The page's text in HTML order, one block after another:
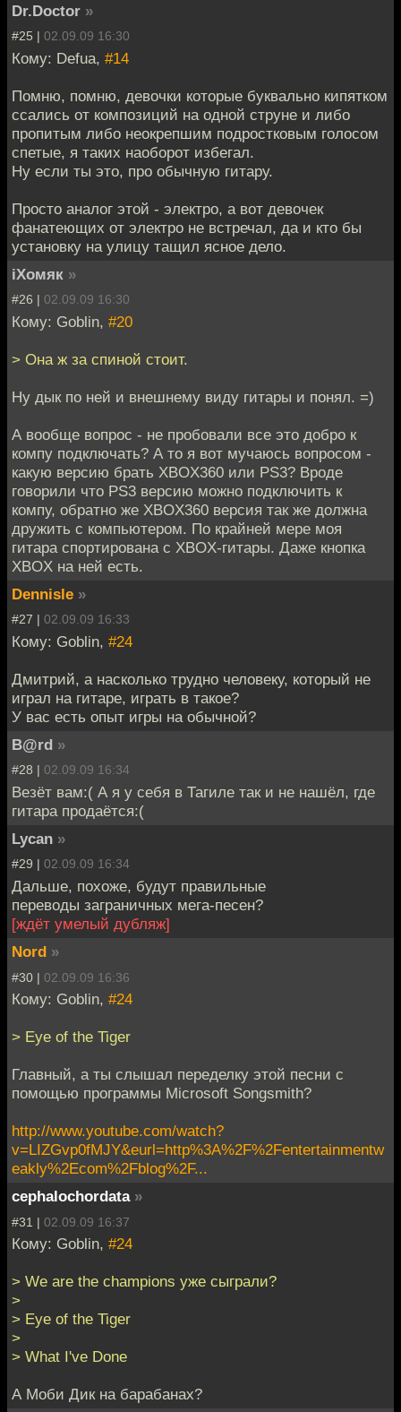
Dr.Doctor »
#25 | 02.09.09 16:30
Кому: Defua, #14
Помню, помню, девочки которые буквально кипятком
ссались от композиций на одной струне и либо
пропитым либо неокрепшим подростковым голосом
спетые, я таких наоборот избегал.
Ну если ты это, про обычную гитару.
Просто аналог этой - электро, а вот девочек
фанатеющих от электро не встречал, да и кто бы
установку на улицу тащил ясное дело.
iХомяк »
#26 | 02.09.09 16:30
Кому: Goblin, #20
> Она ж за спиной стоит.
Ну дык по ней и внешнему виду гитары и понял. =)
А вообще вопрос - не пробовали все это добро к
компу подключать? А то я вот мучаюсь вопросом -
какую версию брать XBOX360 или PS3? Вроде
говорили что PS3 версию можно подключить к
компу, обратно же XBOX360 версия так же должна
дружить с компьютером. По крайней мере моя
гитара спортирована с XBOX-гитары. Даже кнопка
XBOX на ней есть.
Dennisle »
#27 | 02.09.09 16:33
Кому: Goblin, #24
Дмитрий, а насколько трудно человеку, который не
играл на гитаре, играть в такое?
У вас есть опыт игры на обычной?
B@rd »
#28 | 02.09.09 16:34
Везёт вам:( А я у себя в Тагиле так и не нашёл, где
гитара продаётся:(
Lycan »
#29 | 02.09.09 16:34
Дальше, похоже, будут правильные
переводы заграничных мега-песен?
[ждёт умелый дубляж]
Nord »
#30 | 02.09.09 16:36
Кому: Goblin, #24
> Eye of the Tiger
Главный, а ты слышал переделку этой песни с
помощью программы Microsoft Songsmith?
http://www.youtube.com/watch?
v=LIZGvp0fMJY&eurl=http%3A%2F%2Fentertainmentw
eakly%2Ecom%2Fblog%2F...
cephalochordata »
#31 | 02.09.09 16:37
Кому: Goblin, #24
> We are the champions уже сыграли?
>
> Eye of the Tiger
>
> What I've Done
А Моби Дик на барабанах?